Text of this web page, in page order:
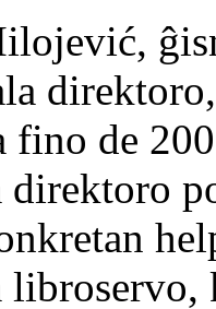
fino de
direktoro